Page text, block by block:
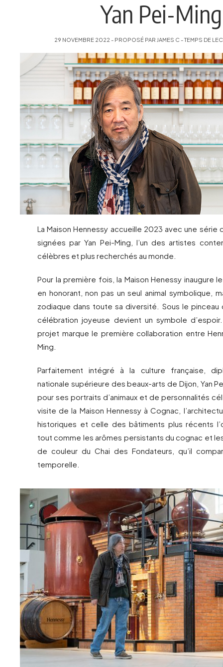
Yan Pei-Ming
29 NOVEMBRE 2022 - PROPOSÉ PAR JAMES C - TEMPS DE
La Maison Hennessy accueille 2023 avec une série
signées par Yan Pei-Ming, l’un des artistes
célèbres et plus recherchés au monde.
Pour la première fois, la Maison Henessy inaugure
en honorant, non pas un seul animal symbolique,
zodiaque dans toute sa diversité. Sous le pinceau
célébration joyeuse devient un symbole
projet marque le première collaboration entre
Ming.
Parfaitement intégré à la culture française,
nationale supérieure des beaux-arts de Dijon, Yan
pour ses portraits d’animaux et de personnalités
visite de la Maison Hennessy à Cognac,
historiques et celle des bâtiments plus récents
tout comme les arômes persistants du cognac et
de couleur du Chai des Fondateurs, qu’il
temporelle.